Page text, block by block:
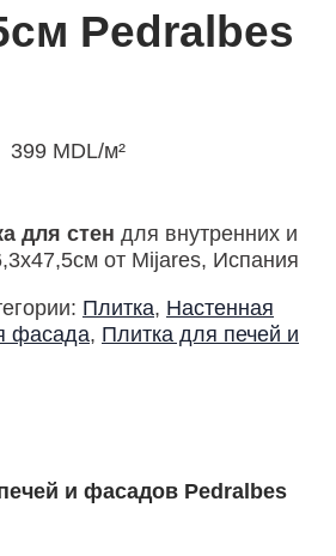
Pedralbes
399 MDL/м²
для стен для внутренних и
от Mijares, Испания
Плитка, Настенная
фасада, Плитка для печей и
и фасадов Pedralbes